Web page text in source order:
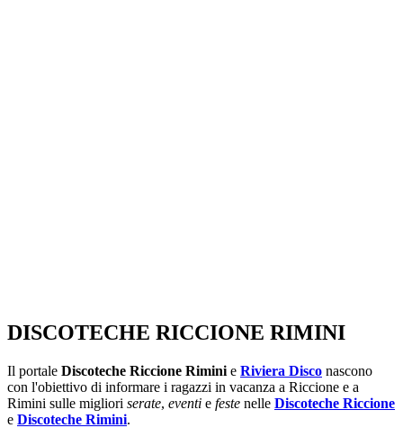
DISCOTECHE RICCIONE RIMINI
Il portale Discoteche Riccione Rimini e Riviera Disco nascono
con l'obiettivo di informare i ragazzi in vacanza a Riccione e a
Rimini sulle migliori serate, eventi e feste nelle Discoteche Riccione
e Discoteche Rimini.